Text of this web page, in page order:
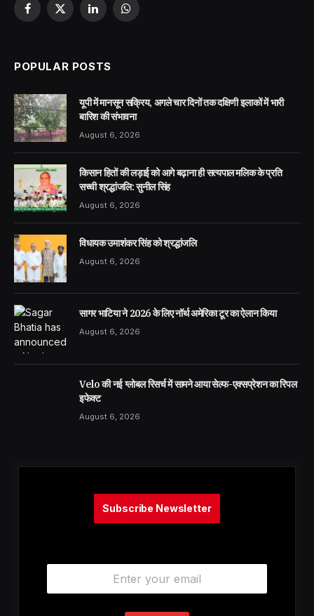
Facebook
X
LinkedInWhatsApp
POPULAR POSTS
यूपी में मानसून सक्रिय, अगले चार दिनों तक दक्षिणी इलाकों में भारी
बारिश की संभावना
August 6, 2026
किसान हितों की लड़ाई को आगे बढ़ाना ही सत्यपाल मलिक के प्रति
सच्ची श्रद्धांजलि: सुनील सिंह
August 6, 2026
विधायक उमाशंकर सिंह को श्रद्धांजलि
August 6, 2026
सागर भाटिया ने 2026 के लिए नॉर्थ अमेरिका टूर का ऐलान किया
August 6, 2026
Velo की नई ग्लोबल रिसर्च में सामने आया सेल्फ-एक्सप्रेशन का रिपल
इफेक्ट
August 6, 2026
Subscribe Newsletter
E
a